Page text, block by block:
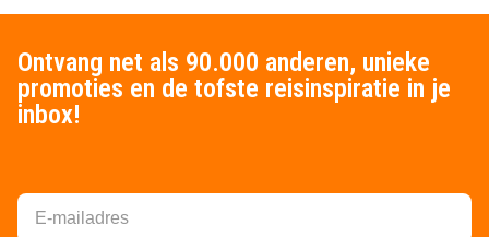
Ontvang net als 90.000 anderen, unieke
promoties en de tofste reisinspiratie in je
inbox!